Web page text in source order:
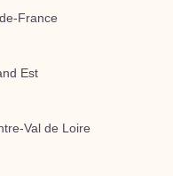
France
Est
Val de Loire